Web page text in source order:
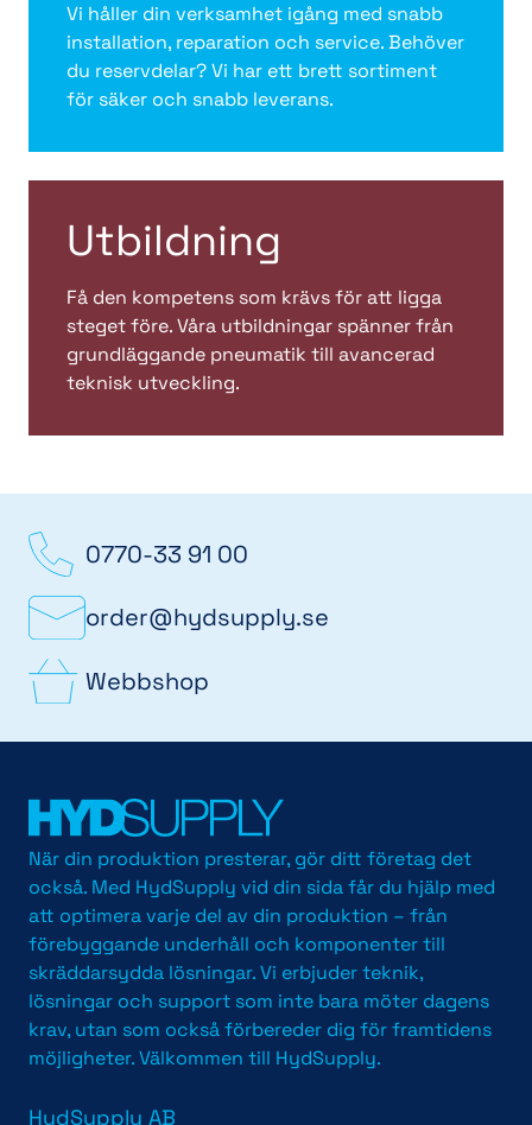
Vi håller din verksamhet igång med snabb
installation, reparation och service. Behöver
du reservdelar? Vi har ett brett sortiment
för säker och snabb leverans.
Utbildning
Få den kompetens som krävs för att ligga
steget före. Våra utbildningar spänner från
grundläggande pneumatik till avancerad
teknisk utveckling.
0770-33 91 00
order@hydsupply.se
Webbshop
När din produktion presterar, gör ditt företag det
också. Med HydSupply vid din sida får du hjälp med
att optimera varje del av din produktion – från
förebyggande underhåll och komponenter till
skräddarsydda lösningar. Vi erbjuder teknik,
lösningar och support som inte bara möter dagens
krav, utan som också förbereder dig för framtidens
möjligheter. Välkommen till HydSupply.
HydSupply AB